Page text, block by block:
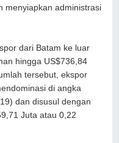
menyiapkan administrasi
dari Batam ke luar
hingga US$736,84
tersebut, ekspor
di angka
dan disusul dengan
Juta atau 0,22